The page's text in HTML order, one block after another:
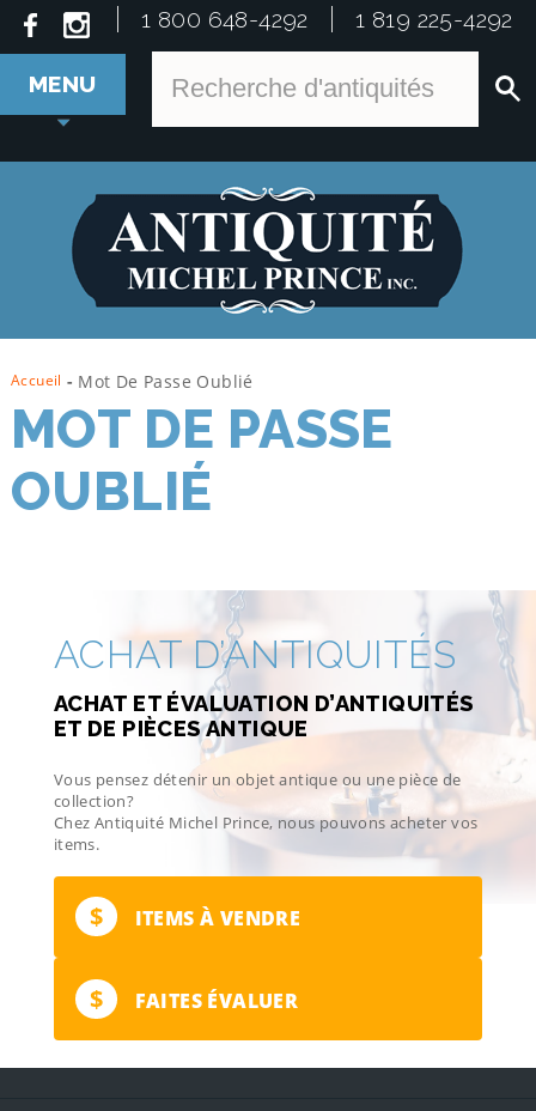
1 800 648-4292 1 819 225-4292
MENU
Accueil - Mot De Passe Oublié
MOT DE PASSE
OUBLIÉ
ACHAT D’ANTIQUITÉS
ACHAT ET ÉVALUATION D’ANTIQUITÉS
ET DE PIÈCES ANTIQUE
Vous pensez détenir un objet antique ou une pièce de
collection?
Chez Antiquité Michel Prince, nous pouvons acheter vos
items.
$ ITEMS À VENDRE
$ FAITES ÉVALUER